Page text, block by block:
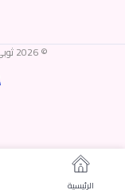
© 2026 ثوبي - Thawby.Eg. جميع الحقوق محفوظة.
الرئيسية